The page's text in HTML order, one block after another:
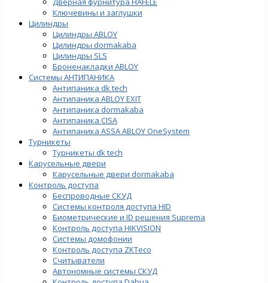
Ключевины и заглушки
Цилиндры
Цилиндры ABLOY
Цилиндры dormakaba
Цилиндры SLS
Броненакладки ABLOY
Системы АНТИПАНИКА
Антипаника dk tech
Антипаника ABLOY EXIT
Антипаника dormakaba
Антипаника СISA
Антипаника ASSA ABLOY OneSystem
Турникеты
Турникеты dk tech
Карусельные двери
Карусельные двери dormakaba
Контроль доступа
Беспроводные СКУД
Системы контроля доступа HID
Биометрические и ID решения Suprema
Контроль доступа HIKVISION
Системы домофонии
Контроль доступа ZKTeco
Считыватели
Автономные системы СКУД